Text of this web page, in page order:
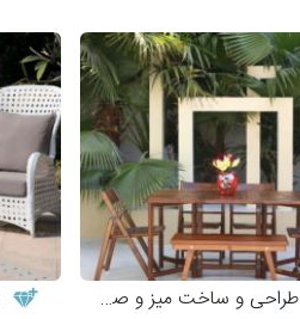
طراحی و ساخت میز و صندلی چوبی